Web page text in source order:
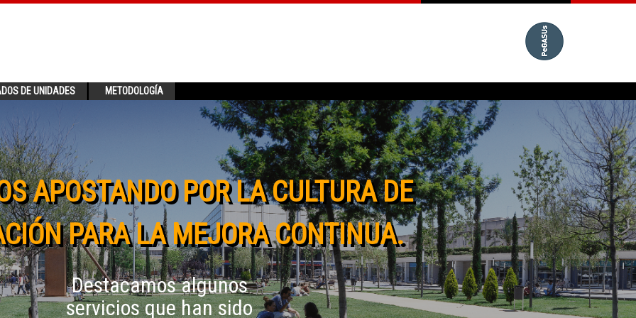
DE UNIDADES METODOLOGÍA
APOSTANDO POR LA CULTURA DE
PARA LA MEJORA CONTINUA.
Destacamos algunos
servicios que han sido